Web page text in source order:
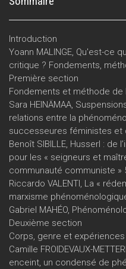
Introduction
Yoann MALINGE, Qu'est-ce
critique ? Fondements,
Première section
Fondements et méthode
Sara HEINÄMAA,
relations entre la
successeures féministes et
Benoît SIBILLE, Husserl : de
pour les « seigneurs et
communauté communiste »
Riccardo VALENTI, La «
marxisme
Gabriel MAHÉO,
Deuxième section
Corps, genre et
Camille FROIDEVAUX-
enceint, un condensé de